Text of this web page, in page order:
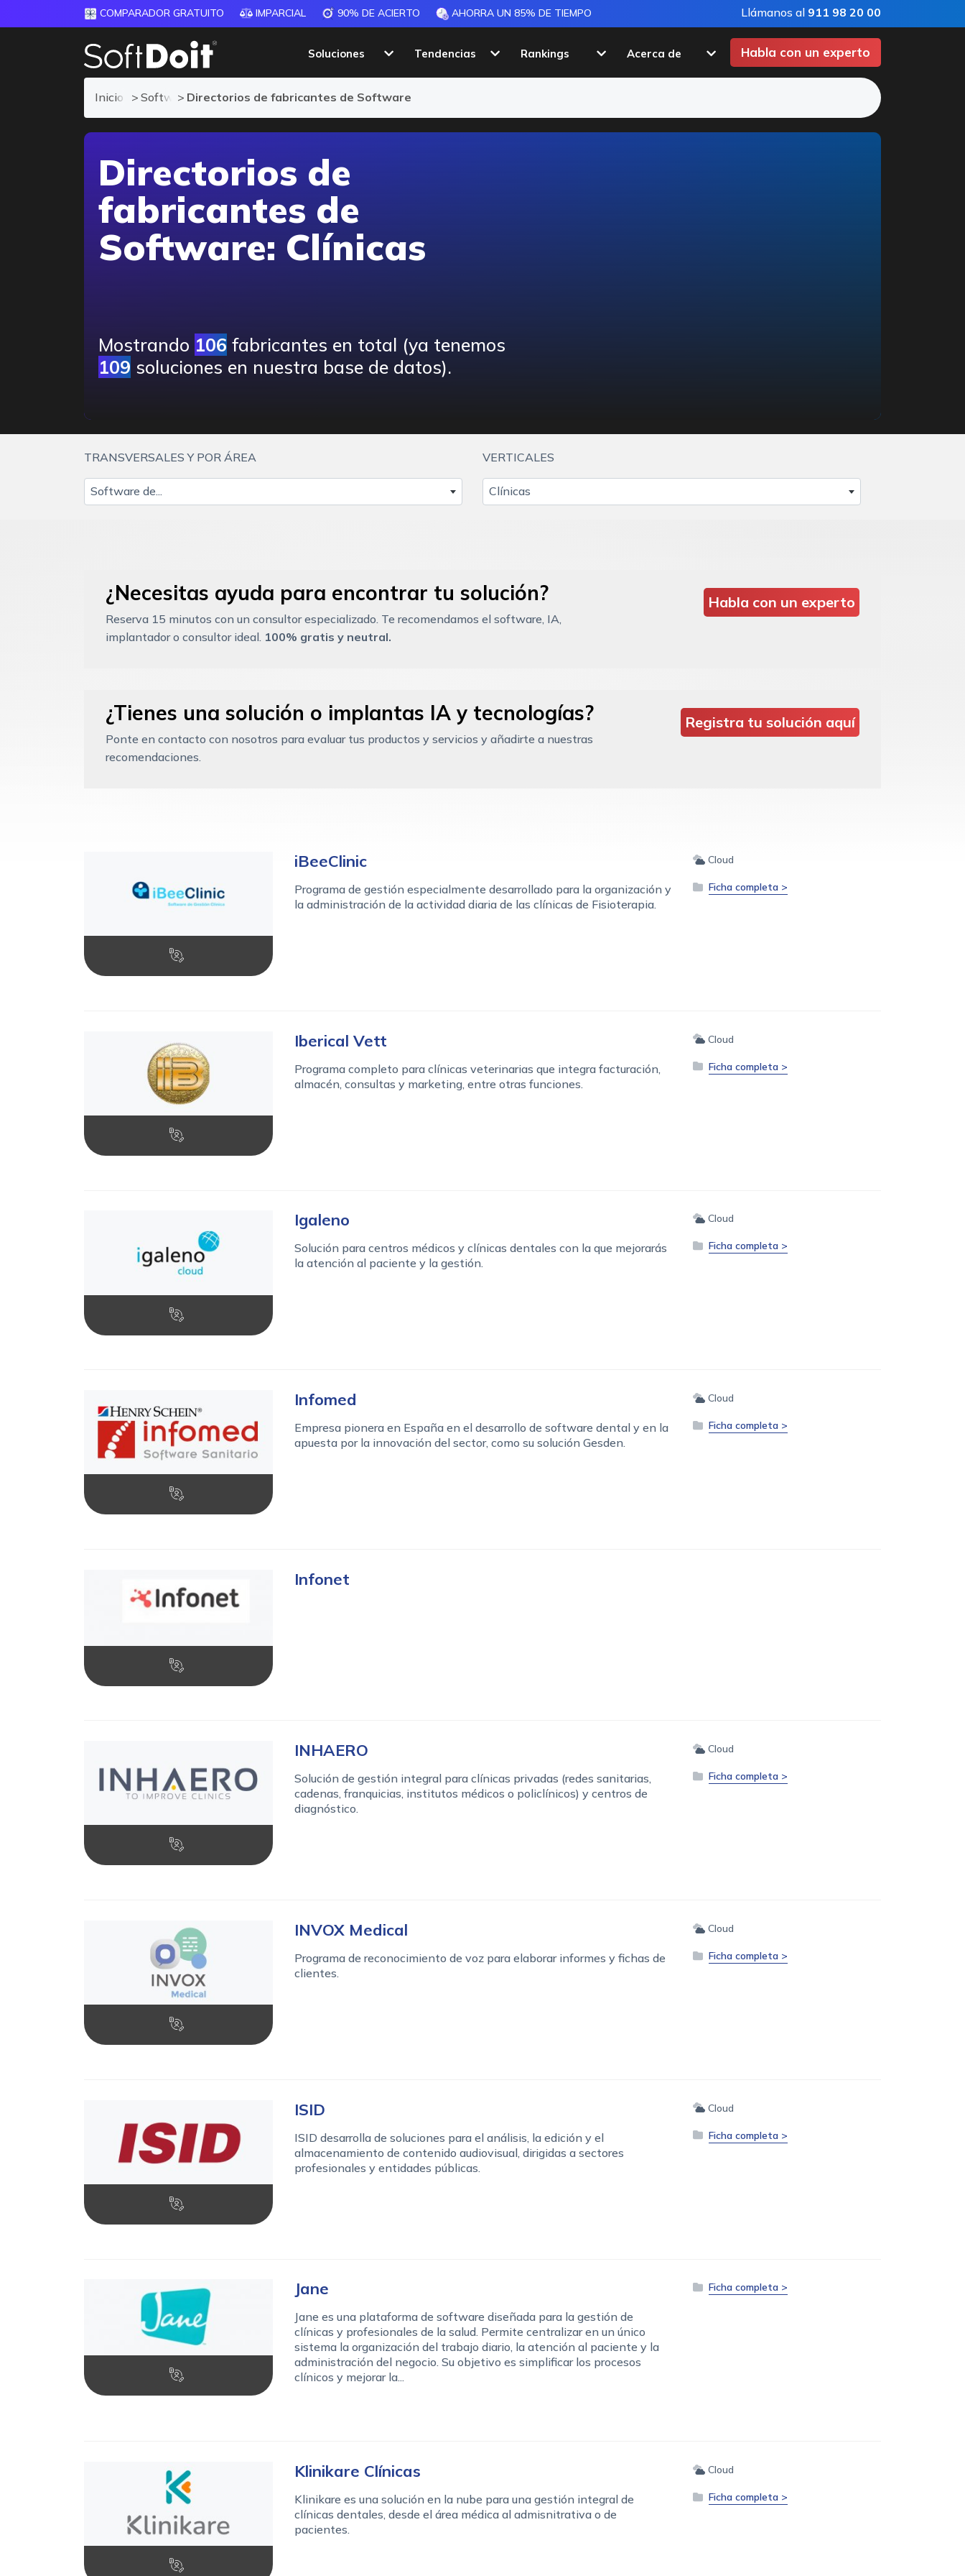
COMPARADOR GRATUITO IMPARCIAL 90% DE ACIERTO AHORRA UN 85% DE TIEMPO Llámanos al 911 98 20 00
Habla con un experto
Soluciones Tendencias Rankings Acerca de
Inicio Software para Clínicas
Directorios de fabricantes de Software
Directorios de
fabricantes de
Software: Clínicas
Mostrando 106 fabricantes en total (ya tenemos
109 soluciones en nuestra base de datos).
TRANSVERSALES Y POR ÁREA
Software de...
VERTICALES
Clínicas
¿Necesitas ayuda para encontrar tu solución?
Reserva 15 minutos con un consultor especializado. Te recomendamos el software, IA,
implantador o consultor ideal. 100% gratis y neutral.
Habla con un experto
¿Tienes una solución o implantas IA y tecnologías?
Ponte en contacto con nosotros para evaluar tus productos y servicios y añadirte a nuestras
recomendaciones.
Registra tu solución aquí
iBeeClinic
Programa de gestión especialmente desarrollado para la organización y
la administración de la actividad diaria de las clínicas de Fisioterapia.
Cloud
Ficha completa >
Iberical Vett
Programa completo para clínicas veterinarias que integra facturación,
almacén, consultas y marketing, entre otras funciones.
Cloud
Ficha completa >
Igaleno
Solución para centros médicos y clínicas dentales con la que mejorarás
la atención al paciente y la gestión.
Cloud
Ficha completa >
Infomed
Empresa pionera en España en el desarrollo de software dental y en la
apuesta por la innovación del sector, como su solución Gesden.
Cloud
Ficha completa >
Infonet
INHAERO
Solución de gestión integral para clínicas privadas (redes sanitarias,
cadenas, franquicias, institutos médicos o policlínicos) y centros de
diagnóstico.
Cloud
Ficha completa >
INVOX Medical
Programa de reconocimiento de voz para elaborar informes y fichas de
clientes.
Cloud
Ficha completa >
ISID
ISID desarrolla de soluciones para el análisis, la edición y el
almacenamiento de contenido audiovisual, dirigidas a sectores
profesionales y entidades públicas.
Cloud
Ficha completa >
Jane
Jane es una plataforma de software diseñada para la gestión de
clínicas y profesionales de la salud. Permite centralizar en un único
sistema la organización del trabajo diario, la atención al paciente y la
administración del negocio. Su objetivo es simplificar los procesos
clínicos y mejorar la...
Ficha completa >
Klinikare Clínicas
Klinikare es una solución en la nube para una gestión integral de
clínicas dentales, desde el área médica al admisnitrativa o de
pacientes.
Cloud
Ficha completa >